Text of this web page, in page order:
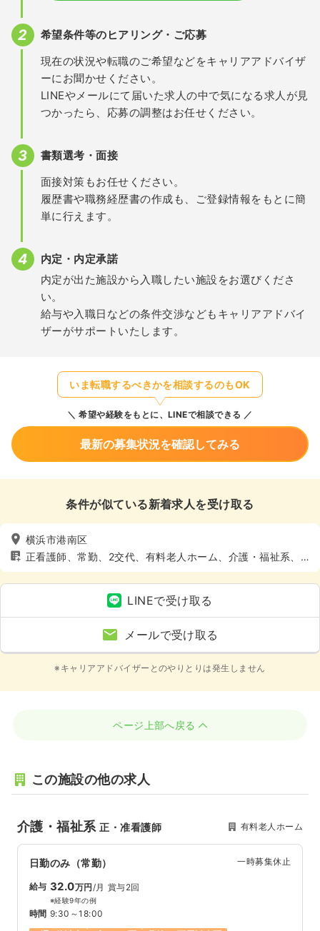
希望条件等のヒアリング・ご応募
現在の状況や転職のご希望などをキャリアアドバイザ
ーにお聞かせください。
LINEやメールにて届いた求人の中で気になる求人が見
つかったら、応募の調整はお任せください。
書類選考・面接
面接対策もお任せください。
履歴書や職務経歴書の作成も、ご登録情報をもとに簡
単に行えます。
内定・内定承諾
内定が出た施設から入職したい施設をお選びくださ
い。
給与や入職日などの条件交渉などもキャリアアドバイ
ザーがサポートいたします。
いま転職するべきかを相談するのもOK
希望や経験をもとに、LINEで相談できる
最新の募集状況を確認してみる
条件が似ている新着求人を受け取る
横浜市港南区
正看護師、常勤、2交代、有料老人ホーム、介護・福祉系、4
週8休以上
LINEで受け取る
メールで受け取る
※キャリアアドバイザーとのやりとりは発生しません
ページ上部へ戻る
この施設の他の求人
介護・福祉系正・准看護師 有料老人ホーム
日勤のみ（常勤） 一時募集休止
給与 32.0万円/月 賞与2回
※経験9年の例
時間 9:30～18:00